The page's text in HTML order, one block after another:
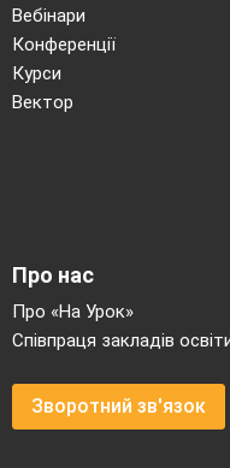
Вебінари
Конференції
Курси
Вектор
Про нас
Про «На Урок»
Співпраця закладів
Зворотний зв'язок